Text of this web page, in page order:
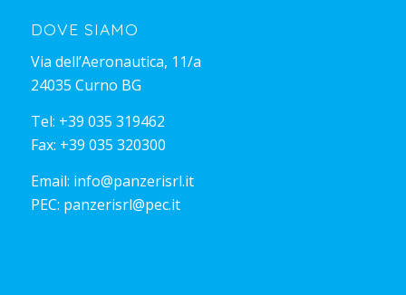
DOVE SIAMO
Via dell’Aeronautica, 11/a
24035 Curno BG
Tel: +39 035 319462
Fax: +39 035 320300
Email: info@panzerisrl.it
PEC: panzerisrl@pec.it